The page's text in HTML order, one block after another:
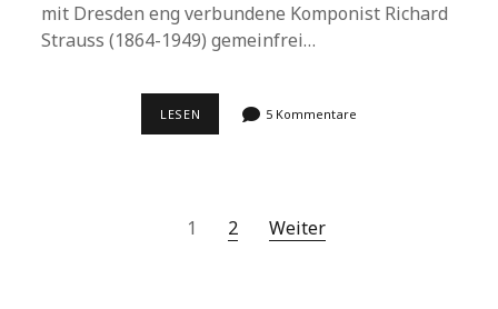
mit Dresden eng verbundene Komponist Richard
Strauss (1864-1949) gemeinfrei…
LESEN RICHARD 5 Kommentare
Beitragsnavigation
1 2 Weiter